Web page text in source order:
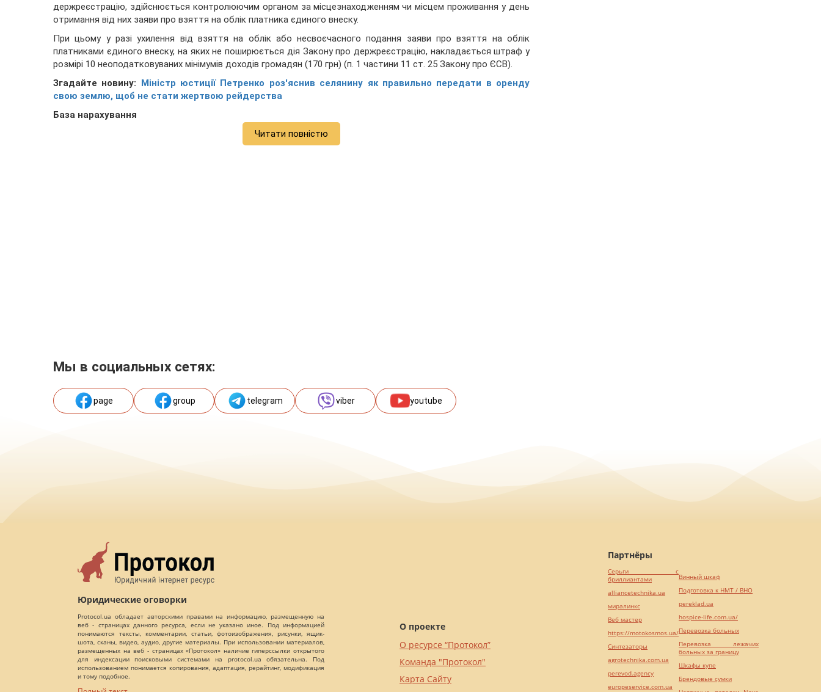
держреєстрацію, здійснюється контролюючим органом за місцезнаходженням чи місцем проживання у день
отримання від них заяви про взяття на облік платника єдиного внеску.
При цьому у разі ухилення від взяття на облік або несвоєчасного подання заяви про взяття на облік
платниками єдиного внеску, на яких не поширюється дія Закону про держреєстрацію, накладається штраф у
розмірі 10 неоподатковуваних мінімумів доходів громадян (170 грн) (п. 1 частини 11 ст. 25 Закону про ЄСВ).
Згадайте новину: Міністр юстиції Петренко роз'яснив селянину як правильно передати в оренду
свою землю, щоб не стати жертвою рейдерства
База нарахування
Читати повністю
Мы в социальных сетях:
page group telegram viber youtube
Юридические оговорки
Protocol.ua обладает авторскими правами на информацию, размещенную на
веб - страницах данного ресурса, если не указано иное. Под информацией
понимаются тексты, комментарии, статьи, фотоизображения, рисунки, ящик-
шота, сканы, видео, аудио, другие материалы. При использовании материалов,
размещенных на веб - страницах «Протокол» наличие гиперссылки открытого
для индексации поисковыми системами на protocol.ua обязательна. Под
использованием понимается копирования, адаптация, рерайтинг, модификация
и тому подобное.
О проекте
О ресурсе “Протокол”
Команда "Протокол"
Карта Сайту
Партнёры
Серьги с
бриллиантами
alliancetechnika.ua
миралинкс
Веб мастер
https://motokosmos.ua/
Синтезаторы
agrotechnika.com.ua
perevod.agency
europeservice.com.ua
Винный шкаф
Подготовка к НМТ / ВНО
pereklad.ua
hospice-life.com.ua/
Перевозка больных
Перевозка лежачих
больных за границу
Шкафы купе
Брендовые сумки